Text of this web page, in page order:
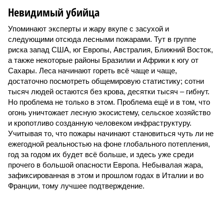
Невидимый убийца
Упоминают эксперты и жару вкупе с засухой и
следующими отсюда лесными пожарами. Тут в группе
риска запад США, юг Европы, Австралия, Ближний Восток,
а также некоторые районы Бразилии и Африки к югу от
Сахары. Леса начинают гореть всё чаще и чаще,
достаточно посмотреть общемировую статистику; сотни
тысяч людей остаются без крова, десятки тысяч – гибнут.
Но проблема не только в этом. Проблема ещё и в том, что
огонь уничтожает лесную экосистему, сельское хозяйство
и кропотливо созданную человеком инфраструктуру.
Учитывая то, что пожары начинают становиться чуть ли не
ежегодной реальностью на фоне глобального потепления,
год за годом их будет всё больше, и здесь уже среди
прочего в большой опасности Европа. Небывалая жара,
зафиксированная в этом и прошлом годах в Италии и во
Франции, тому лучшее подтверждение.